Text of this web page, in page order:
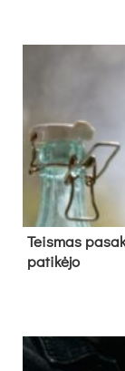
Teis­mas
pa­ti­kė­jo